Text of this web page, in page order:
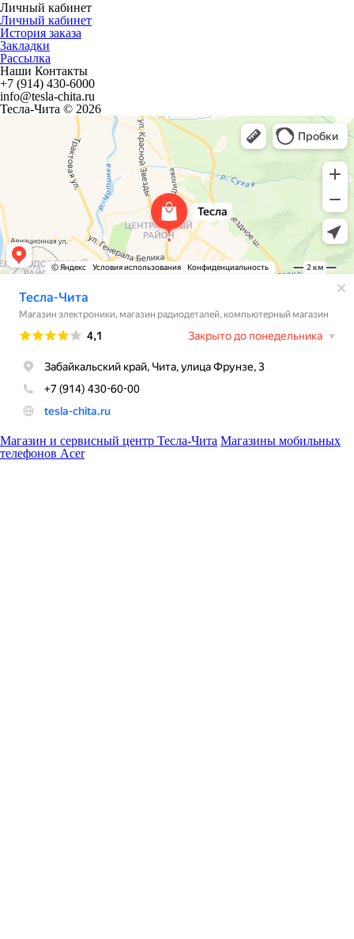
Личный кабинет
Личный кабинет
История заказа
Закладки
Рассылка
Наши Контакты
+7 (914) 430-6000
info@tesla-chita.ru
Тесла-Чита © 2026
Магазин и сервисный центр Тесла-Чита Магазины мобильных
телефонов Acer